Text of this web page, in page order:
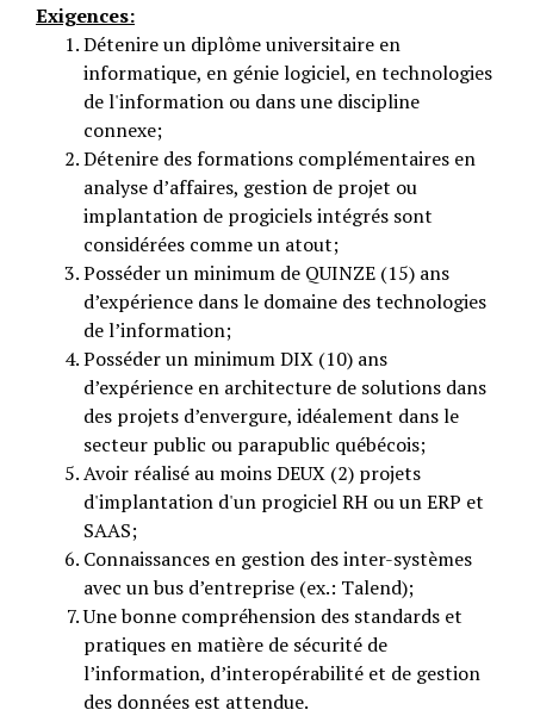
Exigences:
Détenire un diplôme universitaire en
informatique, en génie logiciel, en technologies
de l'information ou dans une discipline
connexe;
Détenire des formations complémentaires en
analyse d’affaires, gestion de projet ou
implantation de progiciels intégrés sont
considérées comme un atout;
Posséder un minimum de QUINZE (15) ans
d’expérience dans le domaine des technologies
de l’information;
Posséder un minimum DIX (10) ans
d’expérience en architecture de solutions dans
des projets d’envergure, idéalement dans le
secteur public ou parapublic québécois;
Avoir réalisé au moins DEUX (2) projets
d'implantation d'un progiciel RH ou un ERP et
SAAS;
Connaissances en gestion des inter-systèmes
avec un bus d’entreprise (ex.: Talend);
Une bonne compréhension des standards et
pratiques en matière de sécurité de
l’information, d’interopérabilité et de gestion
des données est attendue.